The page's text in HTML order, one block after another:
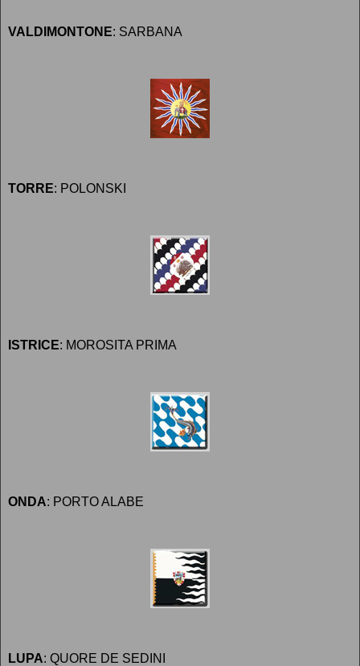
VALDIMONTONE: SARBANA
TORRE: POLONSKI
ISTRICE: MOROSITA PRIMA
ONDA: PORTO ALABE
LUPA: QUORE DE SEDINI